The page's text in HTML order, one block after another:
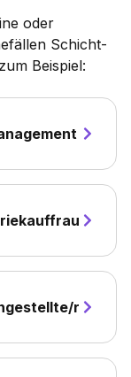
oder
Schicht-
Beispiel:
r